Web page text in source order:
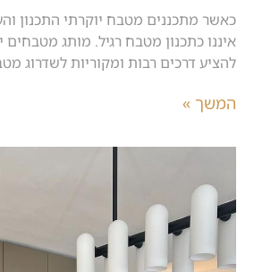
כאשר מתכננים מטבח יוקרתי התכנון
איננו כתכנון מטבח רגיל. מותג מטבחים
להציע דרכים רבות ומקוריות לשדרוג
המשך »